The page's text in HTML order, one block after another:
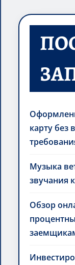
карту без
Музыка
звучания
Обзор